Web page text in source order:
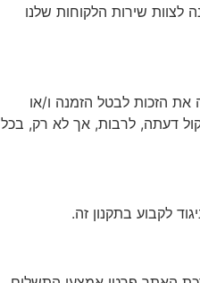
לצוות שירות הלקוחות שלנו
את הזכות לבטל הזמנה ו/או
דעתה, לרבות, אך לא רק, בכל